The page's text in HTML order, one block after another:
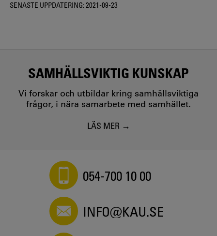
SENASTE UPPDATERING:2021-09-23
SAMHÄLLSVIKTIG KUNSKAP
Vi forskar och utbildar kring samhällsviktiga
frågor, i nära samarbete med samhället.
LÄS MER
054-700 10 00
INFO@KAU.SE